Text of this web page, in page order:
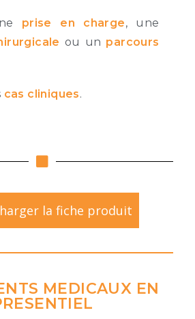
prise en charge, une
ou un parcours
cas cliniques.
la fiche produit
MEDICAUX EN